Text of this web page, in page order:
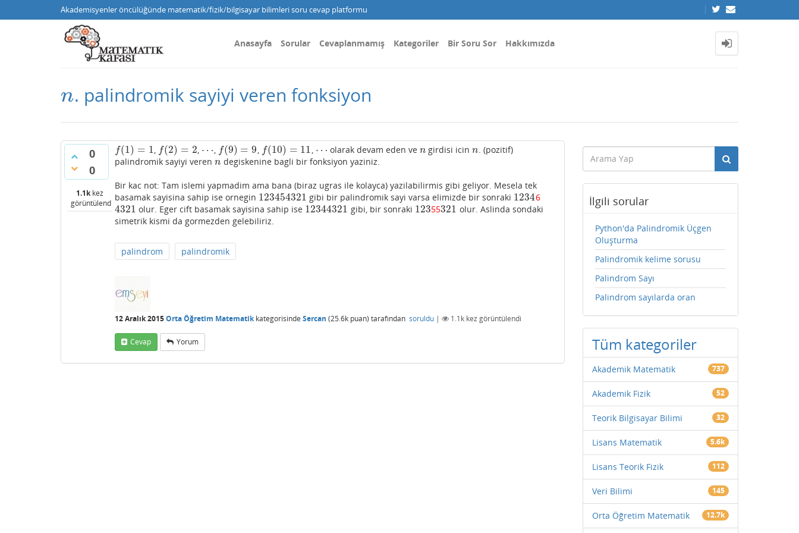
Akademisyenler öncülüğünde matematik/fizik/bilgisayar bilimleri soru cevap platformu
Anasayfa Sorular Cevaplanmamış Kategoriler Bir Soru Sor Hakkımızda
n
n. palindromik sayiyi veren fonksiyon
0
0
1.1kkez
görüntülendi
f(1) = 1
f(1)=1 , f(2) = 2
f(2)=2 , ⋯
⋯ , f(9) = 9
f(9)=9 , f(10) = 11
f(10)=11 , ⋯
⋯ olarak devam eden ve n
n girdisi icinn
n. (pozitif)
palindromik sayiyi veren n
n degiskenine bagli bir fonksiyon yaziniz.
Bir kac not: Tam islemi yapmadim ama bana (biraz ugras ile kolayca) yazilabilirmis gibi geliyor. Mesela tek
basamak sayisina sahip ise ornegin 123454321
123454321 gibi bir palindromik sayi varsa elimizde bir sonraki 1234
1234 6
4321
4321 olur. Eger cift basamak sayisina sahip ise 12344321
12344321 gibi, bir sonraki 123
123 55321
321 olur. Aslinda sondaki
simetrik kismi da gormezden gelebiliriz.
palindrom palindromik
12 Aralık 2015Orta Öğretim Matematikkategorisinde Sercan (25.6k puan) tarafından soruldu | 1.1k kez görüntülendi
Cevap Yorum
İlgili sorular
Python'da Palindromik Üçgen
Oluşturma
Palindromik kelime sorusu
Palindrom Sayı
Palindrom sayılarda oran
Tüm kategoriler
Akademik Matematik 737
Akademik Fizik 52
Teorik Bilgisayar Bilimi 32
Lisans Matematik 5.6k
Lisans Teorik Fizik 112
Veri Bilimi 145
Orta Öğretim Matematik 12.7k